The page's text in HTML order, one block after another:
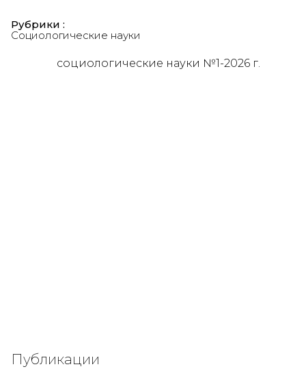
Рубрики :
Социoлогические науки
Публикации